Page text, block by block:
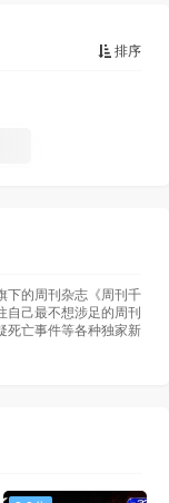
排序
下的周刊杂志《周刊千
自己最不想涉足的周刊
死亡事件等各种独家新